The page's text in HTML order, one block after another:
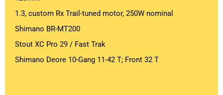
1.3, custom Rx Trail-tuned motor, 250W nominal
Shimano BR-MT200
Stout XC Pro 29 / Fast Trak
Shimano Deore 10-Gang 11-42 T; Front 32 T